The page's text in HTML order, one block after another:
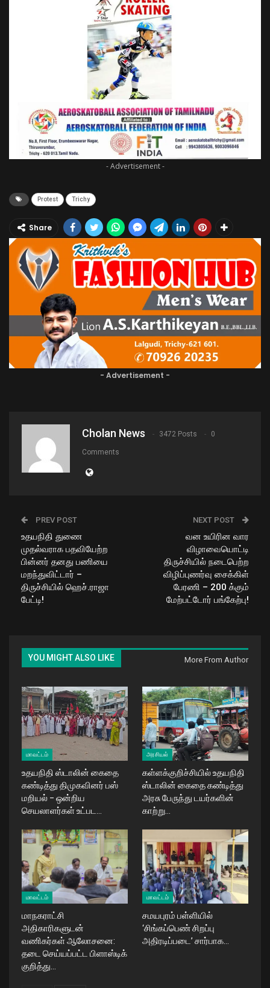
- Advertisement -
Protest Trichy
Share
- Advertisement -
Cholan News 3472 Posts 0
Comments
PREV POST
உதயநிதி துணை
முதல்வராக பதவியேற்ற
பின்னர் தனது பணியை
மறந்துவிட்டார் –
திருச்சியில் ஹெச்.ராஜா
பேட்டி!
NEXT POST
வன உயிரின வார
விழாவையொட்டி
திருச்சியில் நடைபெற்ற
விழிப்புணர்வு சைக்கிள்
பேரணி – 200 க்கும்
மேற்பட்டோர் பங்கேற்பு!
YOU MIGHT ALSO LIKE More From Author
மாவட்டம்
உதயநிதி ஸ்டாலின் கைதை
கண்டித்து திமுகவினர் பஸ்
மறியல் – ஒன்றிய
செயலாளர்கள் உட்பட…
அரசியல்
கள்ளக்குறிச்சியில் உதயநிதி
ஸ்டாலின் கைதை கண்டித்து
அரசு பேருந்து டயர்களின்
காற்று…
மாவட்டம்
மாநகராட்சி
அதிகாரிகளுடன்
வணிகர்கள் ஆலோசனை:
தடை செய்யப்பட்ட பிளாஸ்டிக்
குறித்து…
மாவட்டம்
சமயபுரம் பள்ளியில்
‘சிங்கப்பெண் சிறப்பு
அதிரடிப்படை’ சார்பாக…